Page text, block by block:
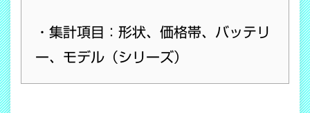
・集計項目：形状、価格帯、バッテリ
ー、モデル（シリーズ）